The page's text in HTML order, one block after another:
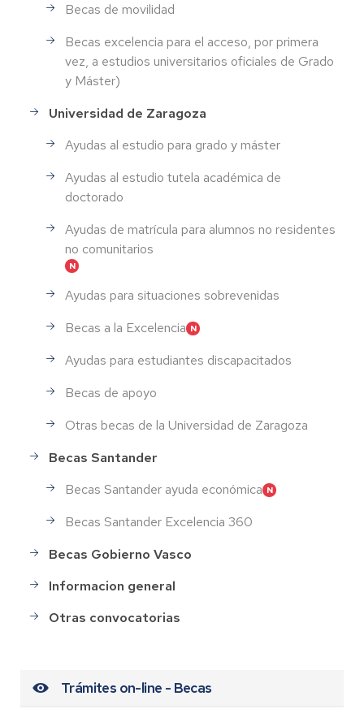
Becas de movilidad
Becas excelencia para el acceso, por primera
vez, a estudios universitarios oficiales de Grado
y Máster)
Universidad de Zaragoza
Ayudas al estudio para grado y máster
Ayudas al estudio tutela académica de
doctorado
Ayudas de matrícula para alumnos no residentes
no comunitarios
Ayudas para situaciones sobrevenidas
Becas a la Excelencia
Ayudas para estudiantes discapacitados
Becas de apoyo
Otras becas de la Universidad de Zaragoza
Becas Santander
Becas Santander ayuda económica
Becas Santander Excelencia 360
Becas Gobierno Vasco
Informacion general
Otras convocatorias
Trámites on-line - Becas